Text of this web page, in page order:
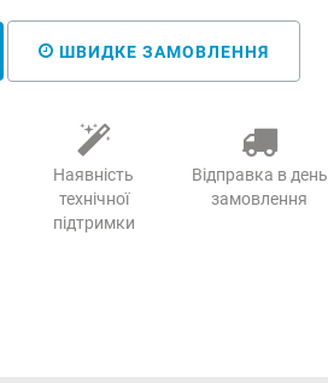
ШВИДКЕ ЗАМОВЛЕННЯ
Наявність
технічної
підтримки
Відправка в день
замовлення